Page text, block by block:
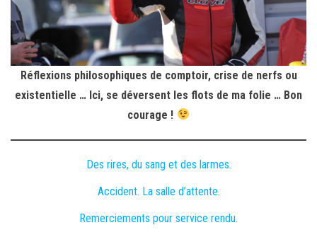
Réflexions philosophiques de comptoir, crise de nerfs ou
existentielle … Ici, se déversent les flots de ma folie … Bon
courage !
Des rires, du sang et des larmes.
Accident. La salle d’attente.
Remerciements pour service rendu.